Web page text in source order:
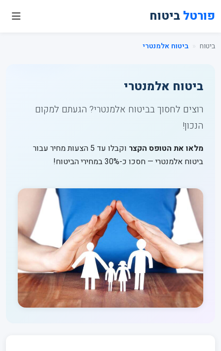
פורטל ביטוח
ביטוח ביטוח אלמנטרי
ביטוח אלמנטרי
רוצים לחסוך בביטוח אלמנטרי? הגעתם למקום
הנכון!
מלאו את הטופס הקצר
וקבלו עד 5 הצעות מחיר עבור
ביטוח אלמנטרי — חסכו כ-30% במחירי הביטוח!